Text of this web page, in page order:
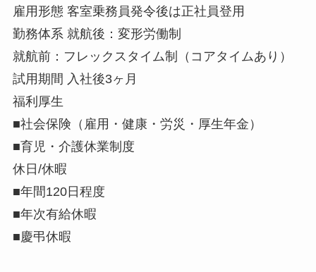
雇用形態 客室乗務員発令後は正社員登用
勤務体系 就航後：変形労働制
就航前：フレックスタイム制（コアタイムあり）
試用期間 入社後3ヶ月
福利厚生
■社会保険（雇用・健康・労災・厚生年金）
■育児・介護休業制度
休日/休暇
■年間120日程度
■年次有給休暇
■慶弔休暇